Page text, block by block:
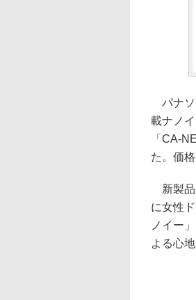
パナソ
載ナノ
「CA-
た。価
新製品
に女性
ノイー
よる心